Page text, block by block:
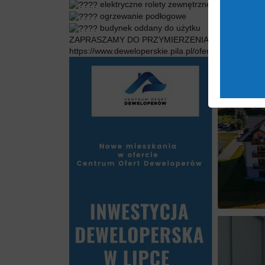
elektryczne rolety zewnętrzne
ogrzewanie podłogowe
budynek oddany do użytku
ZAPRASZAMY DO PRZYMIERZENIA SIĘ DO
https://www.deweloperskie.pila.pl/oferty/Lipka